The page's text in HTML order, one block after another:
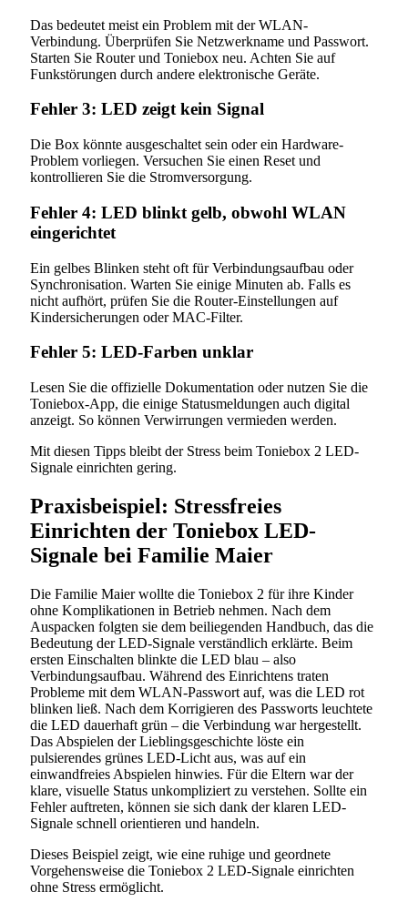
Das bedeutet meist ein Problem mit der WLAN-
Verbindung. Überprüfen Sie Netzwerkname und Passwort.
Starten Sie Router und Toniebox neu. Achten Sie auf
Funkstörungen durch andere elektronische Geräte.
Fehler 3: LED zeigt kein Signal
Die Box könnte ausgeschaltet sein oder ein Hardware-
Problem vorliegen. Versuchen Sie einen Reset und
kontrollieren Sie die Stromversorgung.
Fehler 4: LED blinkt gelb, obwohl WLAN
eingerichtet
Ein gelbes Blinken steht oft für Verbindungsaufbau oder
Synchronisation. Warten Sie einige Minuten ab. Falls es
nicht aufhört, prüfen Sie die Router-Einstellungen auf
Kindersicherungen oder MAC-Filter.
Fehler 5: LED-Farben unklar
Lesen Sie die offizielle Dokumentation oder nutzen Sie die
Toniebox-App, die einige Statusmeldungen auch digital
anzeigt. So können Verwirrungen vermieden werden.
Mit diesen Tipps bleibt der Stress beim Toniebox 2 LED-
Signale einrichten gering.
Praxisbeispiel: Stressfreies
Einrichten der Toniebox LED-
Signale bei Familie Maier
Die Familie Maier wollte die Toniebox 2 für ihre Kinder
ohne Komplikationen in Betrieb nehmen. Nach dem
Auspacken folgten sie dem beiliegenden Handbuch, das die
Bedeutung der LED-Signale verständlich erklärte. Beim
ersten Einschalten blinkte die LED blau – also
Verbindungsaufbau. Während des Einrichtens traten
Probleme mit dem WLAN-Passwort auf, was die LED rot
blinken ließ. Nach dem Korrigieren des Passworts leuchtete
die LED dauerhaft grün – die Verbindung war hergestellt.
Das Abspielen der Lieblingsgeschichte löste ein
pulsierendes grünes LED-Licht aus, was auf ein
einwandfreies Abspielen hinwies. Für die Eltern war der
klare, visuelle Status unkompliziert zu verstehen. Sollte ein
Fehler auftreten, können sie sich dank der klaren LED-
Signale schnell orientieren und handeln.
Dieses Beispiel zeigt, wie eine ruhige und geordnete
Vorgehensweise die Toniebox 2 LED-Signale einrichten
ohne Stress ermöglicht.